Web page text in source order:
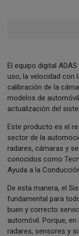
El equipo digital
uso, la velocidad con
calibración de la
modelos de
actualización del
Este producto es el
sector de la
radares, cámaras y
conocidos como
Ayuda a la
De esta manera, el
fundamental para
buen y correcto
automóvil. Porque,
radares, sensores y